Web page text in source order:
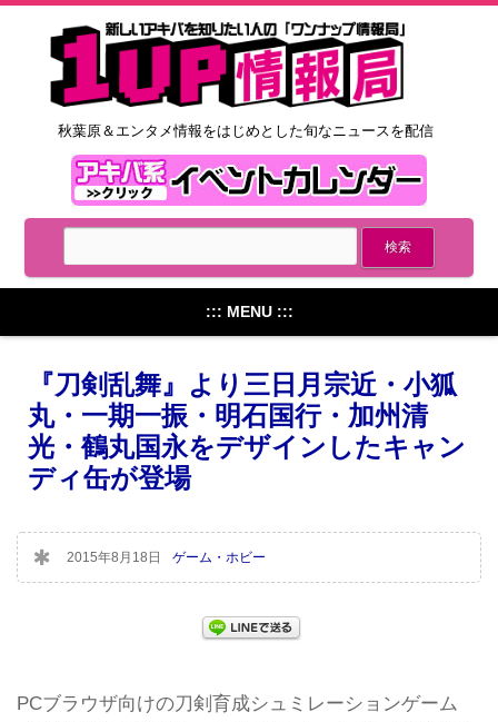
秋葉原＆エンタメ情報をはじめとした旬なニュースを配信
::: MENU :::
『刀剣乱舞』より三日月宗近・小狐
丸・一期一振・明石国行・加州清
光・鶴丸国永をデザインしたキャン
ディ缶が登場
2015年8月18日 ゲーム・ホビー
PCブラウザ向けの刀剣育成シュミレーションゲーム